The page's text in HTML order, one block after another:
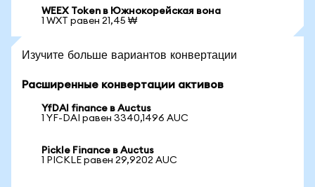
WEEX Token в Южнокорейская вона
1 WXT равен 21,45 ₩
Изучите больше вариантов конвертации
Расширенные конвертации активов
YfDAI finance в Auctus
1 YF-DAI равен 3340,1496 AUC
Pickle Finance в Auctus
1 PICKLE равен 29,9202 AUC